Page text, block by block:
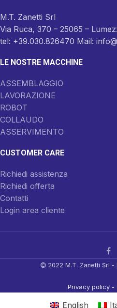
M.T. Zanetti Srl
Via Ruca, 370 – 25065 –
tel: +39.030.826470 Mail:
LE NOSTRE MACCHINE
ASSEMBLAGGIO
LAVORAZIONE
ROBOT
COLLAUDO
ASSERVIMENTO
CUSTOMER CARE
Richiedi assistenza
Richiedi offerta
Contatti
Login area cliente
2022 M.T. Zanetti Srl -
Privacy policy-
English